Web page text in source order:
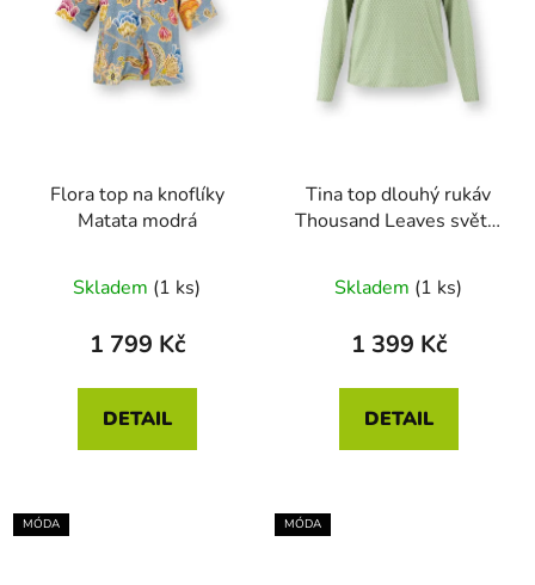
Flora top na knoflíky
Matata modrá
Skladem (1 ks)
1 799 Kč
DETAIL
Tina top dlouhý rukáv
Thousand Leaves světlá
Skladem (1 ks)
1 399 Kč
DETAIL
MÓDA MÓDA